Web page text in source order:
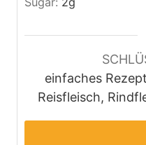
einfaches
Reisfleisch,